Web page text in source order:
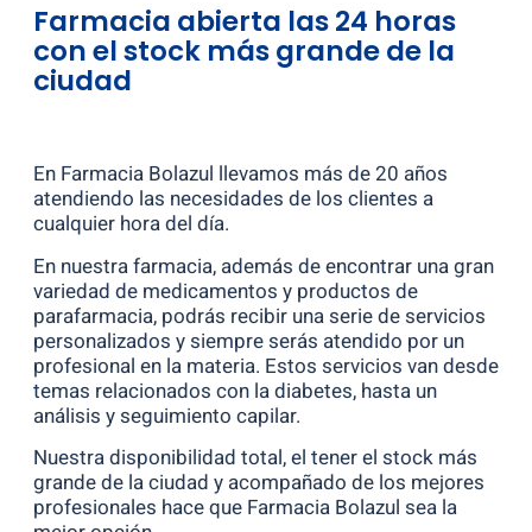
Farmacia abierta las 24 horas
con el stock más grande de la
ciudad
En Farmacia Bolazul llevamos más de 20 años
atendiendo las necesidades de los clientes a
cualquier hora del día.
En nuestra farmacia, además de encontrar una gran
variedad de medicamentos y productos de
parafarmacia, podrás recibir una serie de servicios
personalizados y siempre serás atendido por un
profesional en la materia. Estos servicios van desde
temas relacionados con la diabetes, hasta un
análisis y seguimiento capilar.
Nuestra disponibilidad total, el tener el stock más
grande de la ciudad y acompañado de los mejores
profesionales hace que Farmacia Bolazul sea la